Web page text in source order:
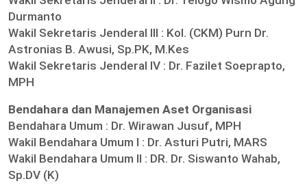
Durmanto
Wakil Sekretaris Jenderal III : Kol. (CKM) Purn Dr.
Astronias B. Awusi, Sp.PK, M.Kes
Wakil Sekretaris Jenderal IV : Dr. Fazilet Soeprapto,
MPH
Bendahara dan Manajemen Aset Organisasi
Bendahara Umum : Dr. Wirawan Jusuf, MPH
Wakil Bendahara Umum I : Dr. Asturi Putri, MARS
Wakil Bendahara Umum II : DR. Dr. Siswanto Wahab,
Sp.DV (K)